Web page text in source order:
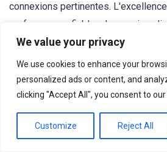
We value your privacy
We use cookies to enhance your
personalized ads or content, and
clicking "Accept All", you consent to our
Customize Reject All
connexions pertinentes.
performances fiables. Le service
cas de besoin.
Prêt à vivre une expérience de
compromis ?Rejoignez la
matière de connexions numériques.